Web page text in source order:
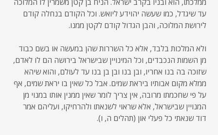
עד שיגדל, כמו שעשה יהוידע ליואש. וכל הקודם בנחלה קודם
לירושת המלוכה, והבן הגדול קודם לקטן ממנו.
ולא המלכות בלבד, אלא כל השררות שהן במעשה או בשם כבוד
מן השמות הנכבדים, וכל המינויין שבישראל בירושה הם לו לאדם,
שזוכה בה בנו אחריו, ובן בנו ובן בן בנו עד לעולם, והוא שיהא
ממלא מקום אבותיו ביראת שמים. אבל כל שאין בו יראת שמים, אף
על פי שחכמתו מרובה, אין צריך לומר שאין ממנין אותו במנוי מן
המנויין שבישראל, אלא שראוי לשנאתו ולהרחיקו, ועליהם אמר
דוד שנאתי כל פעלי און (תהלים ה, ו).